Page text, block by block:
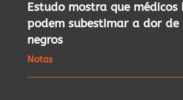
Estudo mostra que médicos
podem subestimar a dor de
negros
Notas